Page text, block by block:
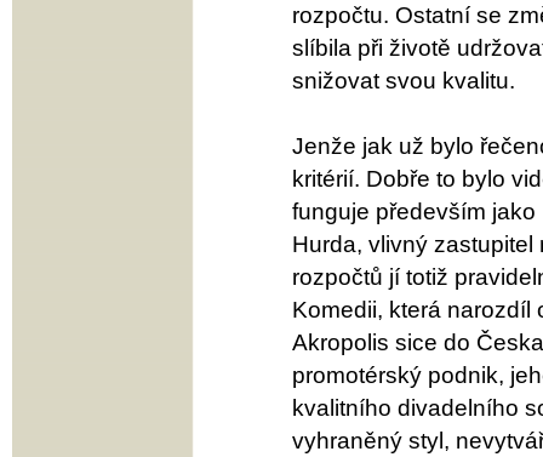
rozpočtu. Ostatní se
slíbila při životě
snižovat svou kvalitu.
Jenže jak už bylo
kritérií. Dobře to bylo
funguje především
Hurda, vlivný
rozpočtů jí totiž
Komedii, která narozdíl
Akropolis sice do
promotérský podnik,
kvalitního divadelního
vyhraněný styl,